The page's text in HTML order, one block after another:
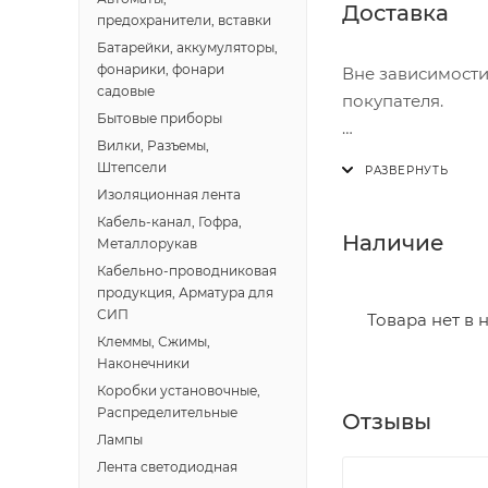
Доставка
Вне
покупателя.
Итоговая
- количества
• Ленина - 65
Наличие
Товара нет в
Отзывы
предохранители, вставки
Батарейки, аккумуляторы,
фонарики, фонари
садовые
Бытовые приборы
Вилки, Разъемы,
Штепсели
Изоляционная лента
Кабель-канал, Гофра,
Металлорукав
Кабельно-проводниковая
продукция, Арматура для
СИП
Клеммы, Сжимы,
Наконечники
Коробки установочные,
Распределительные
Лампы
Лента светодиодная